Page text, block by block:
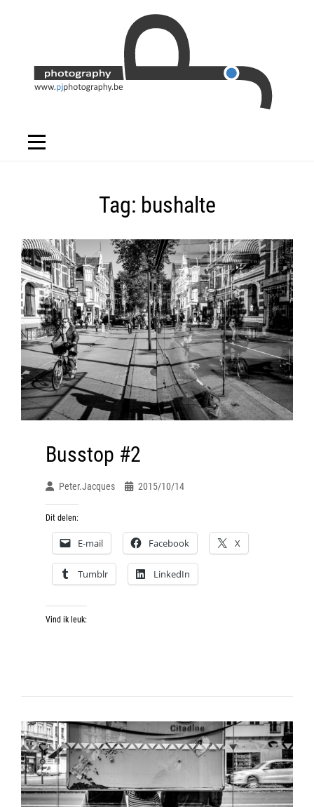
Tag: bushalte
Busstop #2
Peter.jacques 2015/10/14
Dit delen:
E-mail Facebook X
Tumblr LinkedIn
Vind ik leuk: